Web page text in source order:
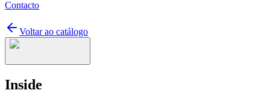
Contacto
Voltar ao catálogo
Inside